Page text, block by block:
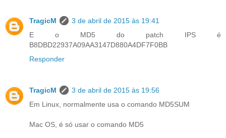
TragicM
3 de abril de 2015 às 19:41
E o MD5 do patch IPS é
B8DBD22937A09AA3147D880A4DF7F0BB
Responder
TragicM
3 de abril de 2015 às 19:56
Em Linux, normalmente usa o comando MD5SUM
Mac OS, é só usar o comando MD5